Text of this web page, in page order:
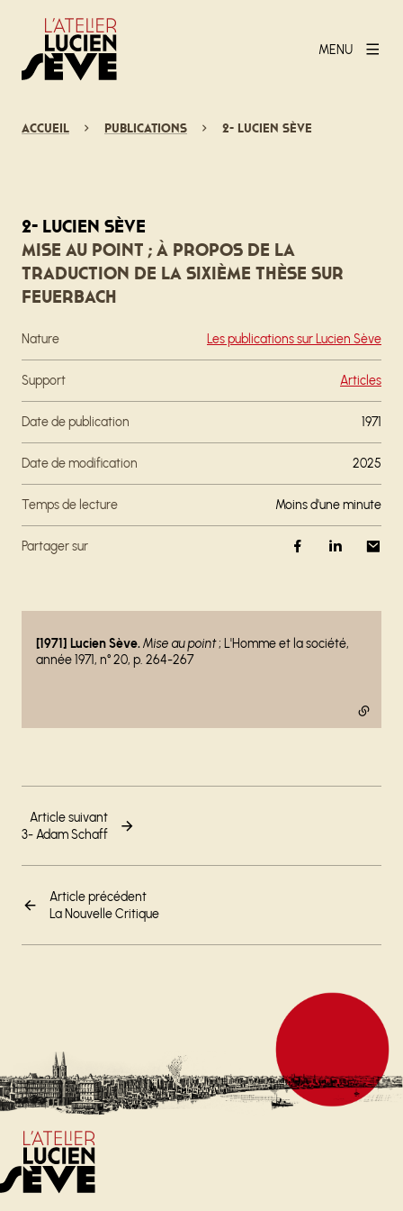
MENU
Accueil Publications 2- Lucien Sève
2- Lucien Sève
Mise au point ; à propos de la
traduction de la sixième thèse sur
Feuerbach
Nature Les publications sur Lucien Sève
Support Articles
Date de publication 1971
Date de modification 2025
Temps de lecture moins d'une minute
Partager sur
- lien externe
[1971] Lucien Sève.Mise au point; L'Homme et la société,
année 1971, n° 20, p. 264-267
Article précédent
La Nouvelle Critique
Article suivant
3- Adam Schaff